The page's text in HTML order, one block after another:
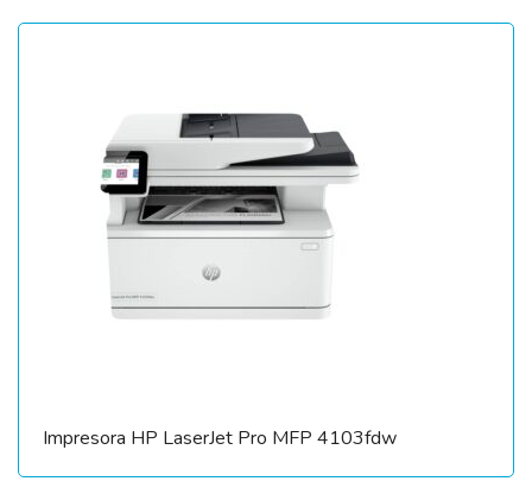
Impresora HP LaserJet Pro MFP 4103fdw